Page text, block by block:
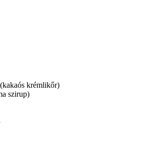
krémlikőr)
szirup)